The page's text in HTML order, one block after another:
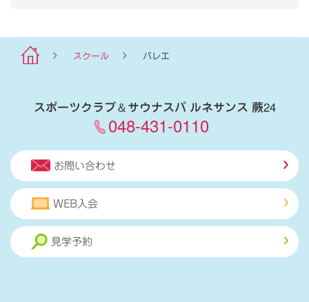
スクール バレエ
スポーツクラブ＆サウナスパ ルネサンス 蕨24
048-431-0110
お問い合わせ
WEB入会
見学予約